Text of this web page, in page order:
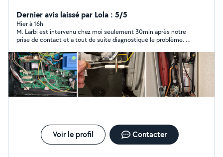
sdb . Réparation fuite d'eau. Remplacement mécanisme
wc.
Dernier avis laissé par Lola : 5/5
Hier à 16h
M. Larbi est intervenu chez moi seulement 30min après notre
prise de contact et a tout de suite diagnostiqué le problème. Il
fournisseur au cours de son intervention, et a solutionné très
rapidement la fuite d’eau, tout en m’expliquant et me
conseillant pour l’entretien. Je recommande pour la qualité de
la prestation, la réactivité et le prix.
Voir le profil Contacter